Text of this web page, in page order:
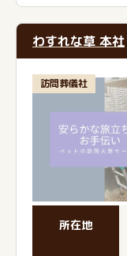
わすれな草 本社
訪問葬儀社
所在地